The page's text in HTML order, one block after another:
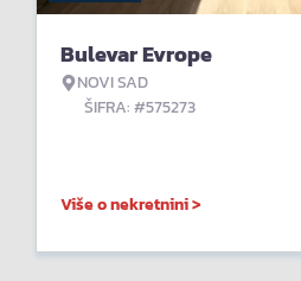
Bulevar Evrope
NOVI SAD
ŠIFRA: #575273
Više o nekretnini >